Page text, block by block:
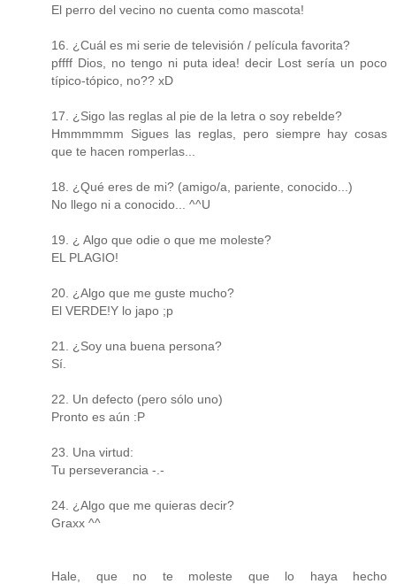
El perro del vecino no cuenta como mascota!
16. ¿Cuál es mi serie de televisión / película favorita?
pffff Dios, no tengo ni puta idea! decir Lost sería un poco
típico-tópico, no?? xD
17. ¿Sigo las reglas al pie de la letra o soy rebelde?
Hmmmmmm Sigues las reglas, pero siempre hay cosas
que te hacen romperlas...
18. ¿Qué eres de mi? (amigo/a, pariente, conocido...)
No llego ni a conocido... ^^U
19. ¿ Algo que odie o que me moleste?
EL PLAGIO!
20. ¿Algo que me guste mucho?
El VERDE!Y lo japo ;p
21. ¿Soy una buena persona?
Sí.
22. Un defecto (pero sólo uno)
Pronto es aún :P
23. Una virtud:
Tu perseverancia -.-
24. ¿Algo que me quieras decir?
Graxx ^^
Hale, que no te moleste que lo haya hecho